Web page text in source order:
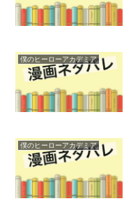
僕のヒーローアカデミア
僕のヒーローアカデミア